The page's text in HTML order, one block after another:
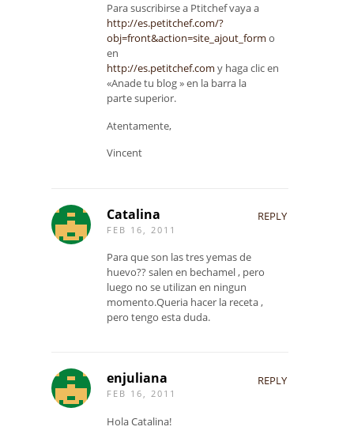
Para suscribirse a Ptitchef vaya a
http://es.petitchef.com/?
obj=front&action=site_ajout_form o
en
http://es.petitchef.com y haga clic en
«Anade tu blog » en la barra la
parte superior.
Atentamente,
Vincent
Catalina
FEB 16, 2011
REPLY
Para que son las tres yemas de
huevo?? salen en bechamel , pero
luego no se utilizan en ningun
momento.Queria hacer la receta ,
pero tengo esta duda.
enjuliana
FEB 16, 2011
REPLY
Hola Catalina!